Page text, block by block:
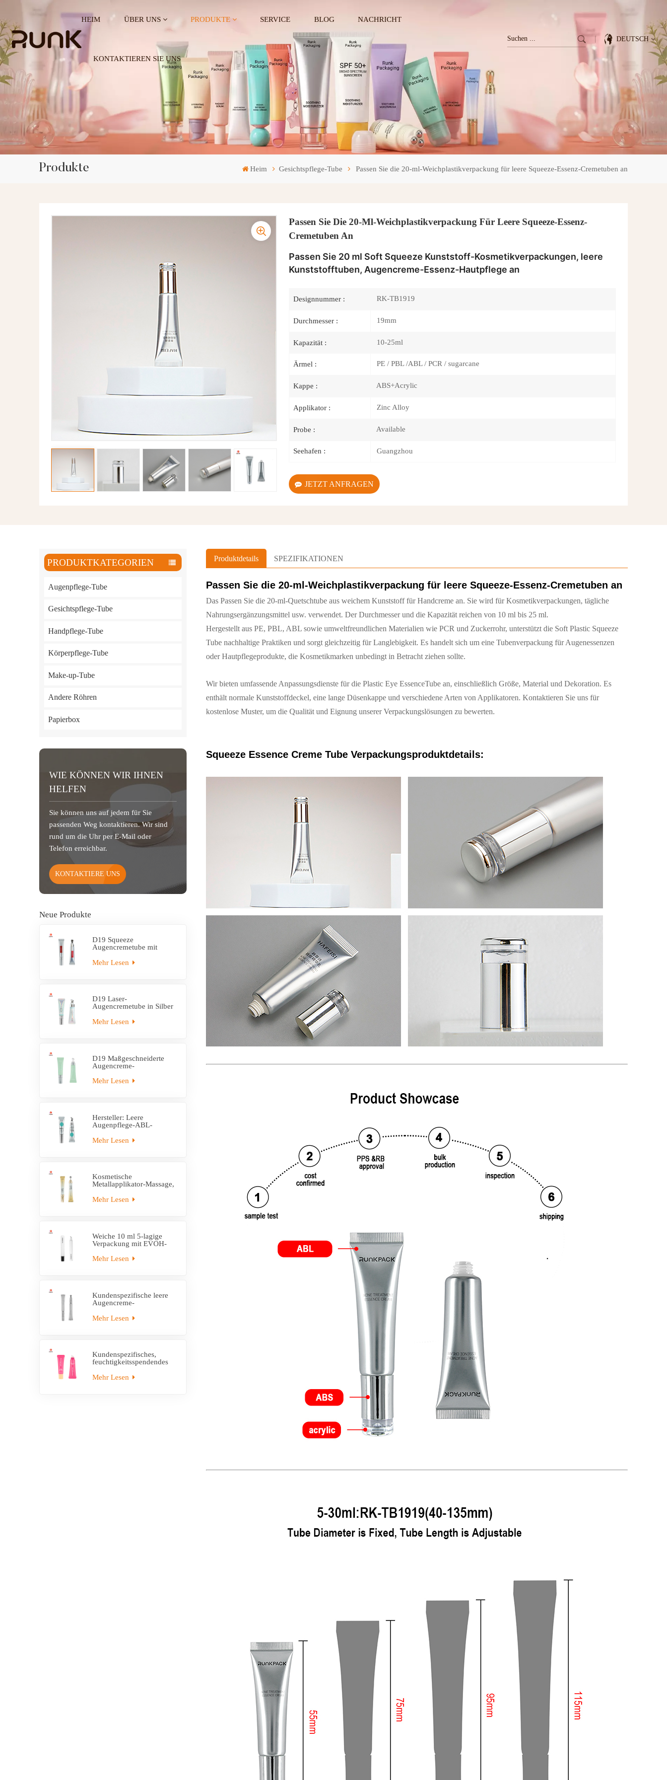
HEIM ÜBER UNS PRODUKTE SERVICE BLOG NACHRICHT
KONTAKTIEREN SIE UNS
DEUTSCH
English
Deutsch
Italiano
Produkte Heim Gesichtspflege-Tube Passen Sie die 20-ml-Weichplastikverpackung für leere Squeeze-Essenz-Cremetuben an
Passen Sie Die 20-Ml-Weichplastikverpackung Für Leere Squeeze-Essenz-
Cremetuben An
Passen Sie 20 ml Soft Squeeze Kunststoff-Kosmetikverpackungen, leere
Kunststofftuben, Augencreme-Essenz-Hautpflege an
Designnummer : RK-TB1919
Durchmesser : 19mm
Kapazität : 10-25ml
Ärmel : PE / PBL /ABL / PCR / sugarcane
Kappe : ABS+Acrylic
Applikator : Zinc Alloy
Probe : Available
Seehafen : Guangzhou
JETZT ANFRAGEN
PRODUKTKATEGORIEN
Augenpflege-Tube
Gesichtspflege-Tube
Handpflege-Tube
Körperpflege-Tube
Make-up-Tube
Andere Röhren
Papierbox
WIE KÖNNEN WIR IHNEN
HELFEN
Sie können uns auf jedem für Sie
passenden Weg kontaktieren. Wir sind
rund um die Uhr per E-Mail oder
Telefon erreichbar.
KONTAKTIERE UNS
Neue Produkte
D19 Squeeze
Augencremetube mit
Zinklegierung
Mehr Lesen
D19 Laser-
Augencremetube in Silber
Zinklegierung
Mehr Lesen
D19 Maßgeschneiderte
Augencreme-
Kunststoff
Mehr Lesen
Hersteller: Leere
Augenpflege-ABL-
Massageapplikator
Mehr Lesen
Kosmetische
Metallapplikator-Massage,
Cremetubenverpackung
Mehr Lesen
Weiche 10 ml 5-lagige
Verpackung mit EVOH-
Mehr Lesen
Kundenspezifische leere
Augencreme-
elektrischer Applikatortube
Mehr Lesen
Kundenspezifisches,
feuchtigkeitsspendendes
leeres Quetschrohr mit
Mehr Lesen
Produktdetails SPEZIFIKATIONEN
Passen Sie die 20-ml-Weichplastikverpackung für leere Squeeze-Essenz-Cremetuben an
Das Passen Sie die 20-ml-Quetschtube aus weichem Kunststoff für Handcreme an. Sie wird für Kosmetikverpackungen, tägliche
Nahrungsergänzungsmittel usw. verwendet. Der Durchmesser und die Kapazität reichen von 10 ml bis 25 ml.
Hergestellt aus PE, PBL, ABL sowie umweltfreundlichen Materialien wie PCR und Zuckerrohr, unterstützt die Soft Plastic Squeeze
Tube nachhaltige Praktiken und sorgt gleichzeitig für Langlebigkeit. Es handelt sich um eine Tubenverpackung für Augenessenzen
oder Hautpflegeprodukte, die Kosmetikmarken unbedingt in Betracht ziehen sollte.
Wir bieten umfassende Anpassungsdienste für die Plastic Eye EssenceTube an, einschließlich Größe, Material und Dekoration. Es
enthält normale Kunststoffdeckel, eine lange Düsenkappe und verschiedene Arten von Applikatoren. Kontaktieren Sie uns für
kostenlose Muster, um die Qualität und Eignung unserer Verpackungslösungen zu bewerten.
Squeeze Essence Creme Tube Verpackungsproduktdetails: